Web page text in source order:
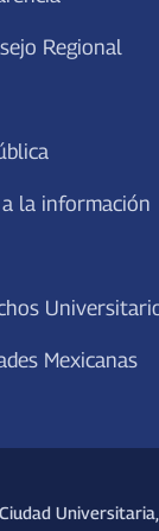
Regional
la información
Mexicanas